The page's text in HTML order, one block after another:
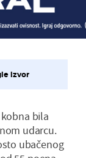
izvor
bila
udarcu.
ubačenog